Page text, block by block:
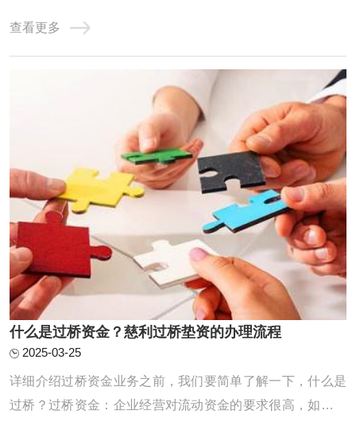
了20万，把30万还掉，第二天又从银行提款出来，还掉垫资
公司的20万，给了垫资公司1万的费用。小王从垫资公司短
期拆借一笔的行为就叫做垫资过桥，当然这只是 ...
查看更多
什么是过桥资金？慈利过桥垫资的办理流程
2025-03-25
详细介绍过桥资金业务之前，我们要简单了解一下，什么是
过桥？过桥资金：企业经营对流动资金的要求很高，如果企